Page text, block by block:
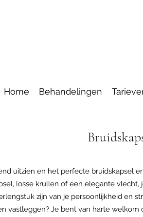
Home Behandelingen
uitzien en het perfecte bruidskapsel
losse krullen of een elegante
zijn van je persoonlijkheid en
vastleggen? Je bent van harte